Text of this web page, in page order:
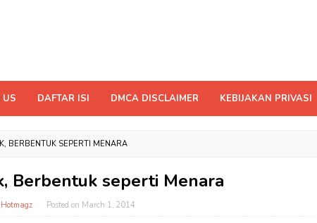
US DAFTAR ISI DMCA DISCLAIMER KEBIJAKAN PRIVASI
BERBENTUK SEPERTI MENARA
Berbentuk seperti Menara
Hotmagz Posted on March 1, 2014